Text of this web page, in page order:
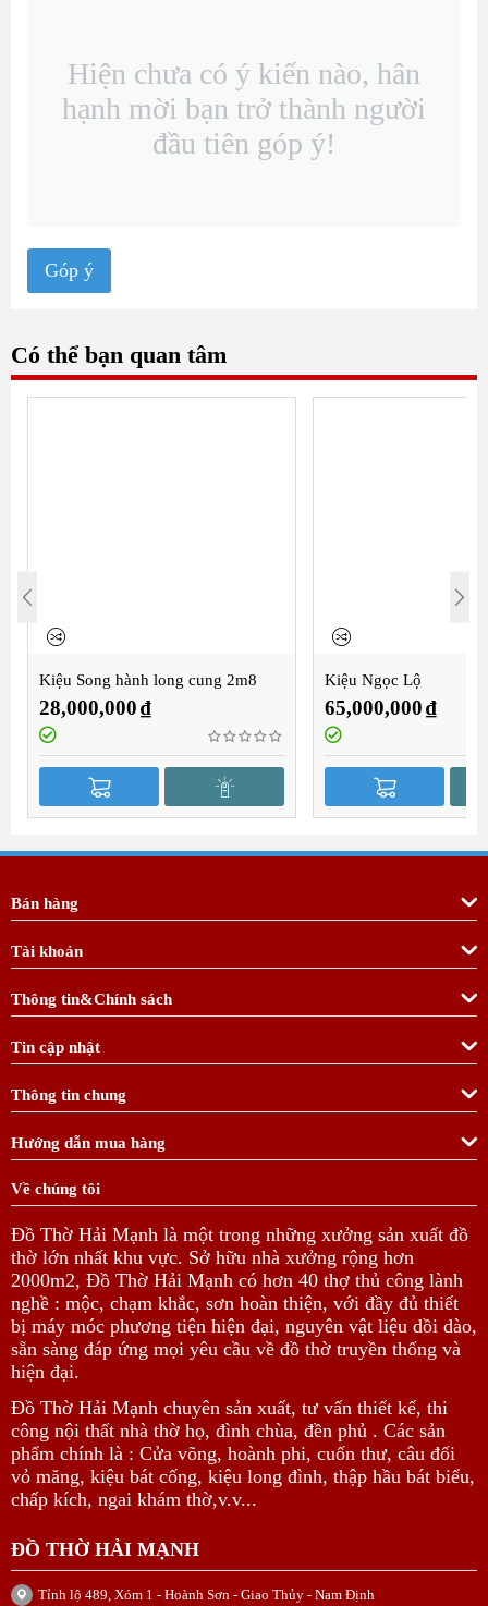
Hiện chưa có ý kiến nào, hân
hạnh mời bạn trở thành người
đầu tiên góp ý!
Góp ý
Có thể bạn quan tâm
Kiệu Song hành long cung 2m8
28,000,000₫
Kiệu Ngọc Lộ
65,000,000₫
Bán hàng
Tài khoản
Thông tin&Chính sách
Tin cập nhật
Thông tin chung
Hướng dẫn mua hàng
Về chúng tôi
Đồ Thờ Hải Mạnh là một trong những xưởng sản xuất đồ
thờ lớn nhất khu vực. Sở hữu nhà xưởng rộng hơn
2000m2, Đồ Thờ Hải Mạnh có hơn 40 thợ thủ công lành
nghề : mộc, chạm khắc, sơn hoàn thiện, với đầy đủ thiết
bị máy móc phương tiện hiện đại, nguyên vật liệu dồi dào,
sẵn sàng đáp ứng mọi yêu cầu về đồ thờ truyền thống và
hiện đại.
Đồ Thờ Hải Mạnh chuyên sản xuất, tư vấn thiết kế, thi
công nội thất nhà thờ họ, đình chùa, đền phủ . Các sản
phẩm chính là : Cửa võng, hoành phi, cuốn thư, câu đối
vỏ măng, kiệu bát cống, kiệu long đình, thập hầu bát biểu,
chấp kích, ngai khám thờ,v.v...
ĐỒ THỜ HẢI MẠNH
Tỉnh lộ 489, Xóm 1 - Hoành Sơn - Giao Thủy - Nam Định